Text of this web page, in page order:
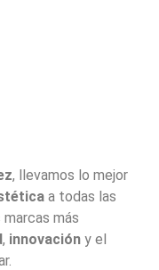
, llevamos lo mejor
a todas las
marcas más
, innovación y el